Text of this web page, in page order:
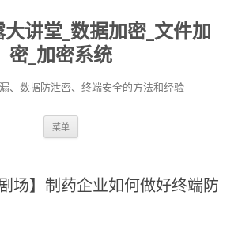
讲堂_数据加密_文件加
密_加密系统
、数据防泄密、终端安全的方法和经验
菜单
场】制药企业如何做好终端防